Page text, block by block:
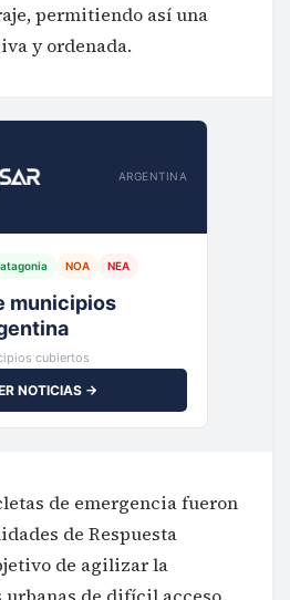
permitiendo así una
y ordenada.
ARGENTINA
NOA NEA
municipios
cubiertos
NOTICIAS →
de emergencia fueron
de Respuesta
de agilizar la